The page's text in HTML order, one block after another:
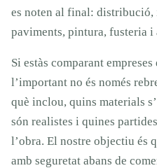
es noten al final:
paviments, pintura, fusteria i
Si estàs comparant
l’important no és només
què inclou, quins materials
són realistes i quines
l’obra. El nostre objectiu és
amb seguretat abans de